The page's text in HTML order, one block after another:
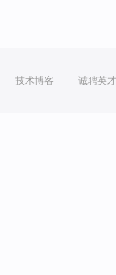
技术博客 诚聘英才